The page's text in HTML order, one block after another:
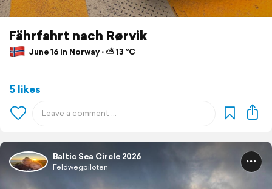
Fährfahrt nach Rørvik
June 16 in Norway ⋅ ⛅ 13 °C
5 likes
Baltic Sea Circle 2026
Feldwegpiloten